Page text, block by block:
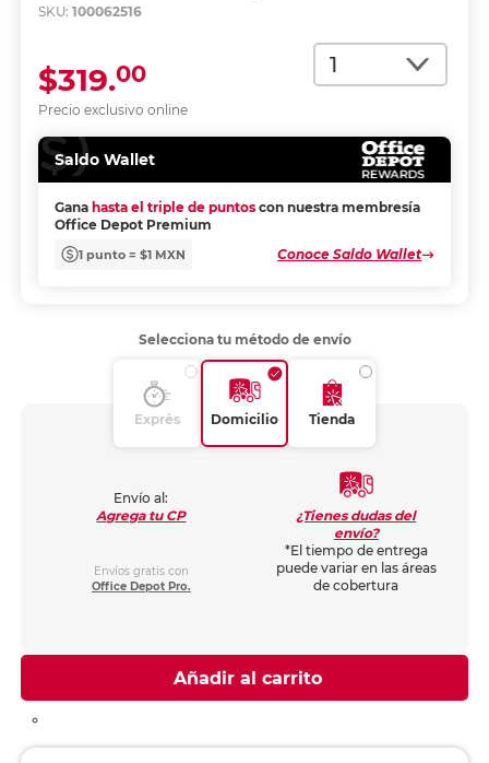
SKU: 100062516
Cantidad
Precio exclusivo online
$319.00
Saldo Wallet
Gana hasta el triple de puntos con nuestra membresía
Office Depot Premium
1 punto = $1 MXN Conoce Saldo Wallet
Selecciona tu método de envío
Exprés Domicilio Tienda
Envío al:
Agrega tu CP
Envíos gratis con
Office Depot Pro.
¿Tienes dudas del
envío?
*El tiempo de entrega
puede variar en las áreas
de cobertura
Añadir al carrito